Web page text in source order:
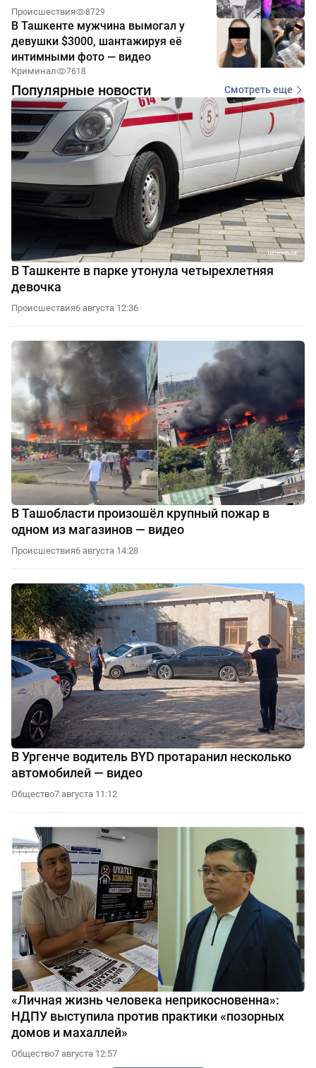
Происшествия 8729
В Ташкенте мужчина вымогал у
девушки $3000, шантажируя её
интимными фото — видео
Криминал 7618
Популярные новости Смотреть еще
В Ташкенте в парке утонула четырехлетняя
девочка
Происшествия6 августа 12:36
В Ташобласти произошёл крупный пожар в
одном из магазинов — видео
Происшествия6 августа 14:28
В Ургенче водитель BYD протаранил несколько
автомобилей — видео
Общество7 августа 11:12
«Личная жизнь человека неприкосновенна»:
НДПУ выступила против практики «позорных
домов и махаллей»
Общество7 августа 12:57